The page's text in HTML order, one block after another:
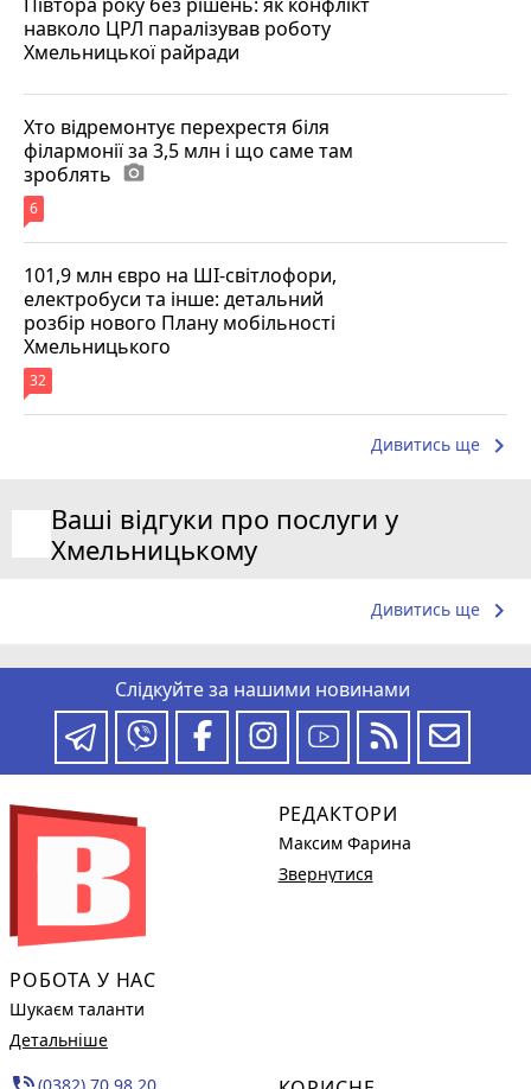
навколо ЦРЛ паралізував роботу
Хмельницької райради
Хто відремонтує перехрестя біля
філармонії за 3,5 млн і що саме там
зроблять photo_camera
6
101,9 млн євро на ШІ-світлофори,
електробуси та інше: детальний
розбір нового Плану мобільності
Хмельницького
32
Дивитись ще keyboard_arrow_right
Ваші відгуки про послуги у
Хмельницькому
Дивитись ще keyboard_arrow_right
Слідкуйте за нашими новинами
РОБОТА У НАС
Шукаєм таланти
Детальніше
(0382) 70 98 20,
РЕДАКТОРИ
Максим Фарина
Звернутися